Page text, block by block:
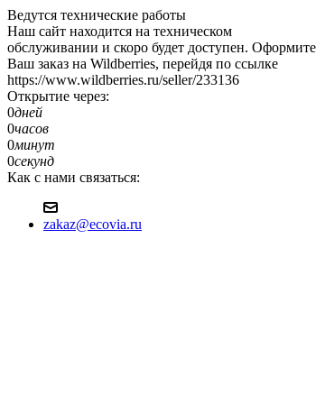
Ведутся технические работы
Наш сайт находится на техническом
обслуживании и скоро будет доступен. Оформите
Ваш заказ на Wildberries, перейдя по ссылке
https://www.wildberries.ru/seller/233136
Открытие через:
0дней
0часов
0минут
0секунд
Как с нами связаться:
zakaz@ecovia.ru